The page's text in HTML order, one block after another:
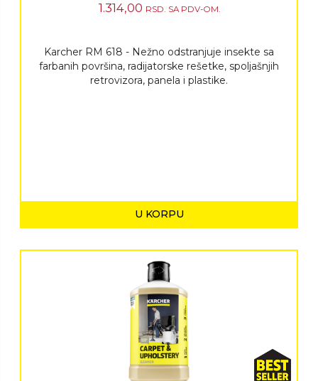
1.314,00 RSD. SA PDV-OM.
Karcher RM 618 - Nežno odstranjuje insekte sa
farbanih površina, radijatorske rešetke, spoljašnjih
retrovizora, panela i plastike.
U KORPU